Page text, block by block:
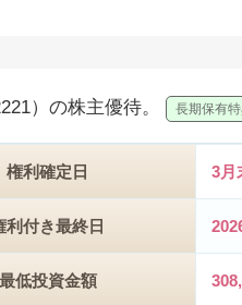
）の株主優待。
権利確定日 3月
利付き最終日
最低投資金額